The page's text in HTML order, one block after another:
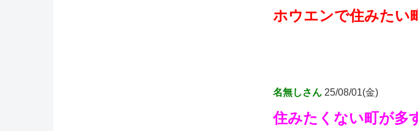
ホウエンで住みたい
名無しさん 25/08/01(金)
住みたくない町が多